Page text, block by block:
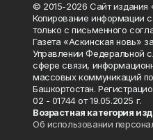
© 2015-2026 Сайт издания
Копирование информации
только с письменного
Газета «Аскинская новь»
Управлении Федеральной
сфере связи,
массовых коммуникаций
Башкортостан.
02 - 01744 от 19.05.2025 г.
Возрастная категория
Об использовании